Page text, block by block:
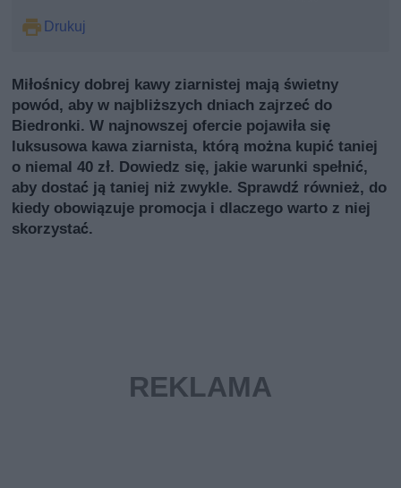
Drukuj
Miłośnicy dobrej kawy ziarnistej mają świetny
powód, aby w najbliższych dniach zajrzeć do
Biedronki. W najnowszej ofercie pojawiła się
luksusowa kawa ziarnista, którą można kupić taniej
o niemal 40 zł. Dowiedz się, jakie warunki spełnić,
aby dostać ją taniej niż zwykle. Sprawdź również, do
kiedy obowiązuje promocja i dlaczego warto z niej
skorzystać.